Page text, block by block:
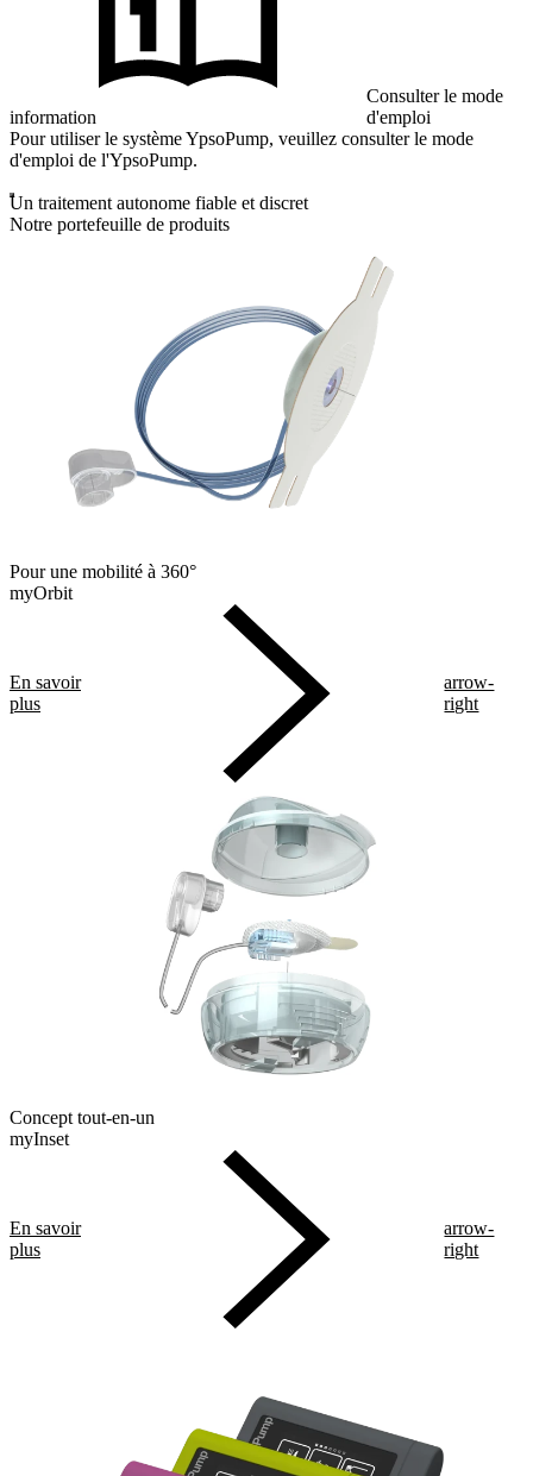
information
Consulter le mode
d'emploi
Pour utiliser le système YpsoPump, veuillez consulter le mode
d'emploi de l'YpsoPump.
Un traitement autonome fiable et discret
Notre portefeuille de produits
Pour une mobilité à 360°
myOrbit
En savoir
plus
arrow-
right
Concept tout-en-un
myInset
En savoir
plus
arrow-
right